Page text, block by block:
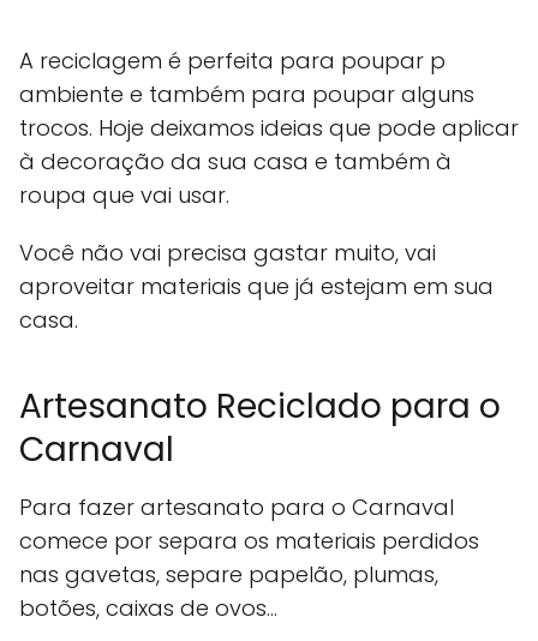
A reciclagem é perfeita para poupar p
ambiente e também para poupar alguns
trocos. Hoje deixamos ideias que pode aplicar
à decoração da sua casa e também à
roupa que vai usar.
Você não vai precisa gastar muito, vai
aproveitar materiais que já estejam em sua
casa.
Artesanato Reciclado para o
Carnaval
Para fazer artesanato para o Carnaval
comece por separa os materiais perdidos
nas gavetas, separe papelão, plumas,
botões, caixas de ovos…